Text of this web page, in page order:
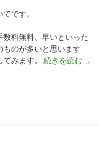
です。
料無料、早いといった
ものが多いと思います
みます。 続きを読む ラ
→